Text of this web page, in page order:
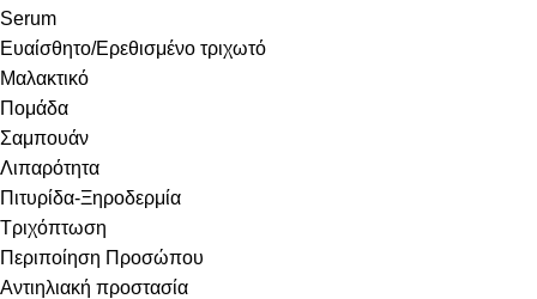
Serum
Ευαίσθητο/Ερεθισμένο τριχωτό
Μαλακτικό
Πομάδα
Σαμπουάν
Λιπαρότητα
Πιτυρίδα-Ξηροδερμία
Τριχόπτωση
Περιποίηση Προσώπου
Αντιηλιακή προστασία